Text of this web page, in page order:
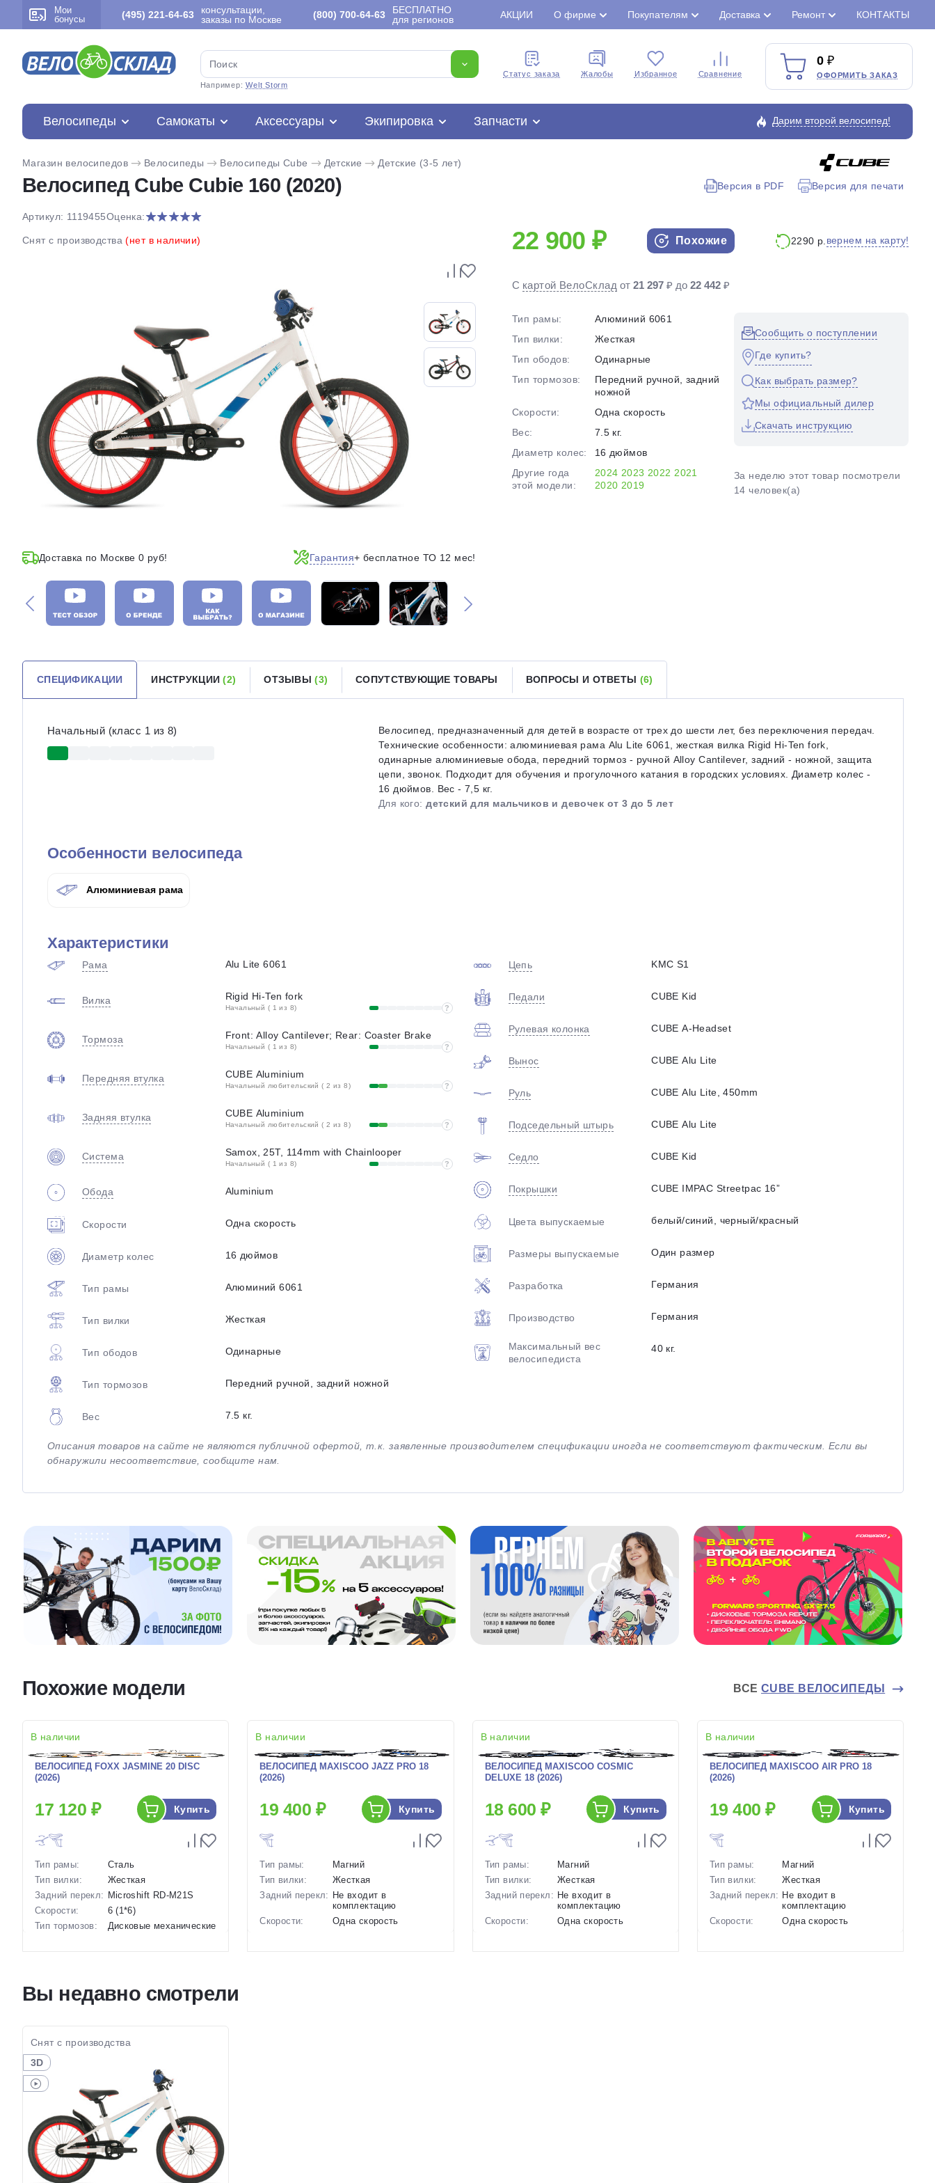
Мои
бонусы
(495) 221-64-63
консультации,
заказы по Москве
(800) 700-64-63
БЕСПЛАТНО
для регионов
АКЦИИ О фирме Покупателям Доставка Ремонт КОНТАКТЫ
Например:Welt Storm
Cтатус заказа Жалобы Избранное Сравнение
0
ОФОРМИТЬ ЗАКАЗ
Велосипеды Самокаты Аксессуары Экипировка Запчасти Дарим второй велосипед!
Магазин велосипедов Велосипеды Велосипеды Cube Детские Детские (3-5 лет)
Велосипед Cube Cubie 160 (2020) Версия в PDF Версия для печати
Артикул: 1119455Оценка:
Снят с производства(нет в наличии)
Доставка по Москве 0 руб! Гарантия+ бесплатное ТО 12 мес!
22 900 ₽ Похожие 2290 р. вернем на карту!
С картой ВелоСклад от21 297 ₽ до22 442 ₽
Тип рамы:
Алюминий 6061
Тип вилки:
Жесткая
Тип ободов:
Одинарные
Тип тормозов:
Передний ручной, задний
ножной
Скорости:
Одна скорость
Вес:
7.5 кг.
Диаметр колес:
16 дюймов
Другие года
этой модели:
2024 2023 2022 2021
2020 2019
Сообщить о поступлении
Где купить?
Как выбрать размер?
Мы официальный дилер
Скачать инструкцию
За неделю этот товар посмотрели
14 человек(а)
СПЕЦИФИКАЦИИ ИНСТРУКЦИИ(2) ОТЗЫВЫ(3) СОПУТСТВУЮЩИЕ ТОВАРЫ ВОПРОСЫ И ОТВЕТЫ (6)
Начальный (класс 1 из 8)
Велосипед, предназначенный для детей в возрасте от трех до шести лет, без переключения передач.
Технические особенности: алюминиевая рама Alu Lite 6061, жесткая вилка Rigid Hi-Ten fork,
одинарные алюминиевые обода, передний тормоз - ручной Alloy Cantilever, задний - ножной, защита
цепи, звонок. Подходит для обучения и прогулочного катания в городских условиях. Диаметр колес -
16 дюймов. Вес - 7,5 кг.
Для кого:детский для мальчиков и девочек от 3 до 5 лет
Особенности велосипеда
Алюминиевая рама
Характеристики
Рама Alu Lite 6061
Вилка Rigid Hi-Ten fork
Начальный ( 1 из 8) ?
Тормоза Front: Alloy Cantilever; Rear: Coaster Brake
Начальный ( 1 из 8) ?
Передняя втулка CUBE Aluminium
Начальный любительский ( 2 из 8) ?
Задняя втулка CUBE Aluminium
Начальный любительский ( 2 из 8) ?
Система Samox, 25T, 114mm with Chainlooper
Начальный ( 1 из 8) ?
Обода Aluminium
Скорости Одна скорость
Диаметр колес 16 дюймов
Тип рамы Алюминий 6061
Тип вилки Жесткая
Тип ободов Одинарные
Тип тормозов Передний ручной, задний ножной
Вес 7.5 кг.
Цепь KMC S1
Педали CUBE Kid
Рулевая колонка CUBE A-Headset
Вынос CUBE Alu Lite
Руль CUBE Alu Lite, 450mm
Подседельный штырь CUBE Alu Lite
Седло CUBE Kid
Покрышки CUBE IMPAC Streetpac 16”
Цвета выпускаемые белый/синий, черный/красный
Размеры выпускаемые Один размер
Разработка Германия
Производство Германия
Максимальный вес
велосипедиста
40 кг.
Описания товаров на сайте не являются публичной офертой, т.к. заявленные производителем спецификации иногда не соответствуют фактическим. Если вы
обнаружили несоответствие, сообщите нам.
Похожие модели ВСЕCUBE ВЕЛОСИПЕДЫ
В наличии
ВЕЛОСИПЕД FOXX JASMINE 20 DISC
(2026)
17 120 ₽ Купить
Тип рамы:
Сталь
Тип вилки:
Жесткая
Задний перекл: Microshift RD-M21S
Скорости:
6 (1*6)
Тип тормозов:
Дисковые механические
наличии:
Розовый
В наличии
ВЕЛОСИПЕД MAXISCOO JAZZ PRO 18
(2026)
19 400 ₽ Купить
Тип рамы:
Магний
Тип вилки:
Жесткая
Задний перекл: Не входит в
комплектацию
Скорости:
Одна скорость
В наличии
ВЕЛОСИПЕД MAXISCOO COSMIC
DELUXE 18 (2026)
18 600 ₽ Купить
Тип рамы:
Магний
Тип вилки:
Жесткая
Задний перекл: Не входит в
комплектацию
Скорости:
Одна скорость
В наличии
ВЕЛОСИПЕД MAXISCOO AIR PRO 18
(2026)
19 400 ₽ Купить
Тип рамы:
Магний
Тип вилки:
Жесткая
Задний перекл: Не входит в
комплектацию
Скорости:
Одна скорость
Вы недавно смотрели
Снят с производства
3D
оплату
на части
без переплат
График платежей
Сегодня
25%
25% картой любого банка
Оставшиеся75% будутсписываться
Подробнееоб оплате Плайтом
раз в 2 недели